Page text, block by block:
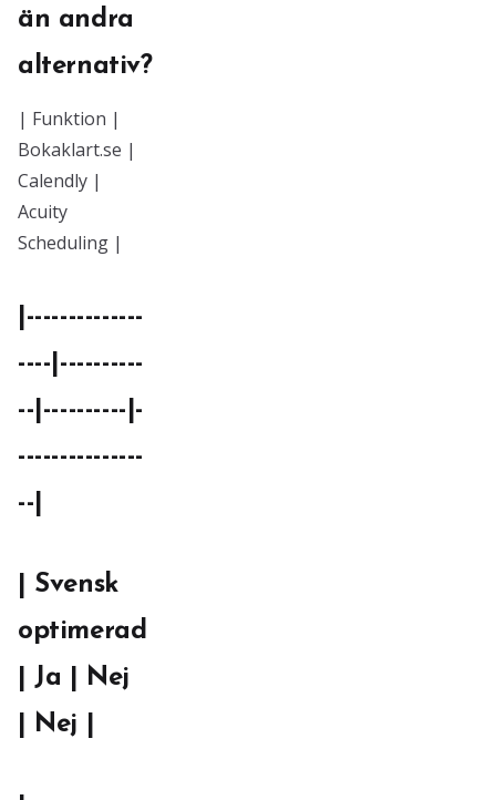
än andra
alternativ?
| Funktion |
Bokaklart.se |
Calendly |
Acuity
Scheduling |
|--------------
----|----------
--|----------|-
---------------
--|
| Svensk
optimerad
| Ja | Nej
| Nej |